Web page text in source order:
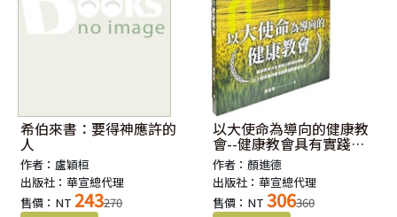
希伯來書：要得神應許的
人
作者：盧穎桓
出版社：華宣總代理
售價：NT 243270
以大使命為導向的健康教
會--健康教會具有實踐大
使命的功能，以大使命導
向植堂的教會將繁衍不息
作者：顏進德
出版社：華宣總代理
售價：NT 306360